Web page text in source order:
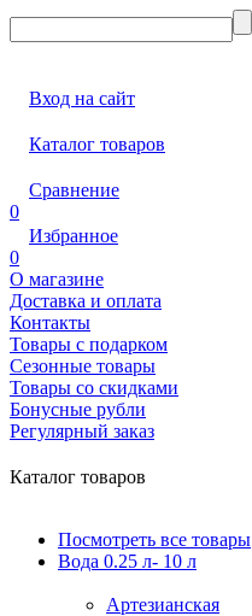
Вход на сайт
Каталог товаров
Сравнение
0
Избранное
0
О магазине
Доставка и оплата
Контакты
Товары с подарком
Сезонные товары
Товары со скидками
Бонусные рубли
Регулярный заказ
Каталог товаров
Посмотреть все товары
Вода 0.25 л- 10 л
Артезианская